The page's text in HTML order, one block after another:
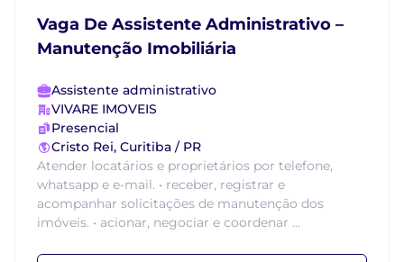
Vaga De Assistente Administrativo –
Manutenção Imobiliária
Assistente administrativo
VIVARE IMOVEIS
Presencial
Cristo Rei, Curitiba / PR
Atender locatários e proprietários por telefone,
whatsapp e e-mail. • receber, registrar e
acompanhar solicitações de manutenção dos
imóveis. • acionar, negociar e coordenar ...